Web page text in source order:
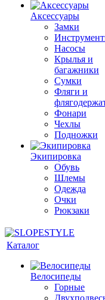
Аксессуары
Замки
Насосы
Крылья и
багажники
Сумки
Фляги и
Фонари
Чехлы
Подножки
Экипировка
Обувь
Шлемы
Одежда
Очки
Рюкзаки
Каталог
Велосипеды
Горные